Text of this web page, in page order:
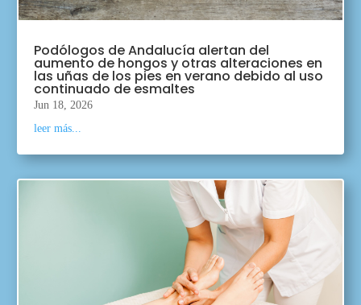
Podólogos de Andalucía alertan del
aumento de hongos y otras alteraciones en
las uñas de los pies en verano debido al uso
continuado de esmaltes
Jun 18, 2026
leer más...